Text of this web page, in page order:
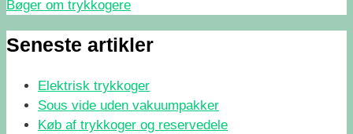
Bøger om trykkogere
Seneste artikler
Elektrisk trykkoger
Sous vide uden vakuumpakker
Køb af trykkoger og reservedele